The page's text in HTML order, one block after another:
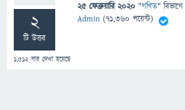
2
টি উত্তর
1,512বার দেখা হয়েছে
25 ফেব্রুয়ারি 2020 "গণিত" বিভাগে
Admin (71,360 পয়েন্ট)